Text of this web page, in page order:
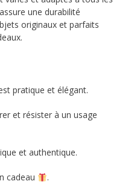
une durabilité
originaux et parfaits
pratique et élégant.
et résister à un usage
et authentique.
cadeau .